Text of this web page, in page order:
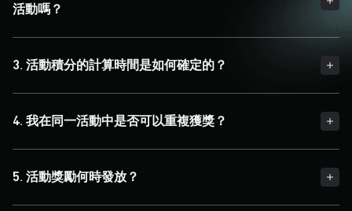
活動嗎？
3. 活動積分的計算時間是如何確定的？
4. 我在同一活動中是否可以重複獲獎？
5. 活動獎勵何時發放？